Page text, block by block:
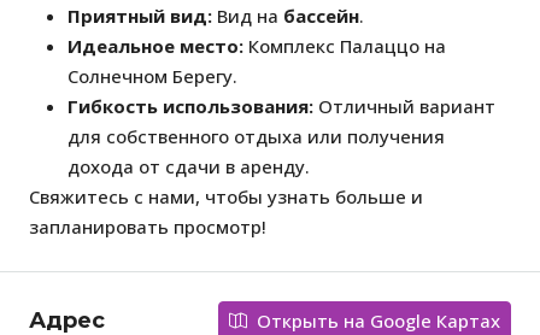
Приятный вид: Вид на бассейн.
Идеальное место: Комплекс Палаццо на
Солнечном Берегу.
Гибкость использования: Отличный вариант
для собственного отдыха или получения
дохода от сдачи в аренду.
Свяжитесь с нами, чтобы узнать больше и
запланировать просмотр!
Адрес Открыть на Google Картах